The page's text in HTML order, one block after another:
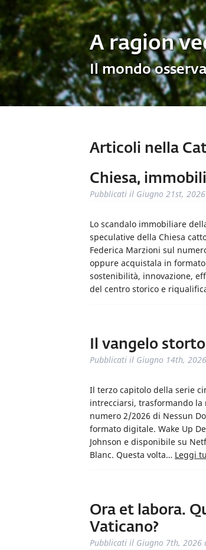
A ragion
Il mondo
Articoli nella
Chiesa,
Pubblicati il Giugno 21st, 2026
Lo scandalo immobiliare
speculative della Chiesa
Federica Marzioni sul
oppure acquistala in
sostenibilità, innovazione,
del centro storico e
Il vangelo
Pubblicati il Giugno 14th, 2026
Il terzo capitolo della serie
intrecciarsi, trasformando
numero 2/2026 di Nessun
formato digitale. Wake Up
Johnson e disponibile su
Blanc. Questa volta… Leggi
Ora et labora.
Vaticano?
Pubblicati il Giugno 7th, 2026